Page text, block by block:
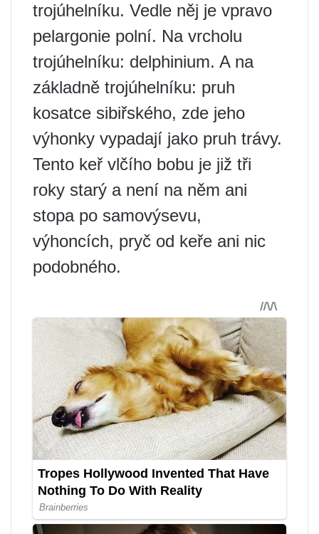
trojúhelníku. Vedle něj je vpravo
pelargonie polní. Na vrcholu
trojúhelníku: delphinium. A na
základně trojúhelníku: pruh
kosatce sibiřského, zde jeho
výhonky vypadají jako pruh trávy.
Tento keř vlčího bobu je již tři
roky starý a není na něm ani
stopa po samovýsevu,
výhoncích, pryč od keře ani nic
podobného.